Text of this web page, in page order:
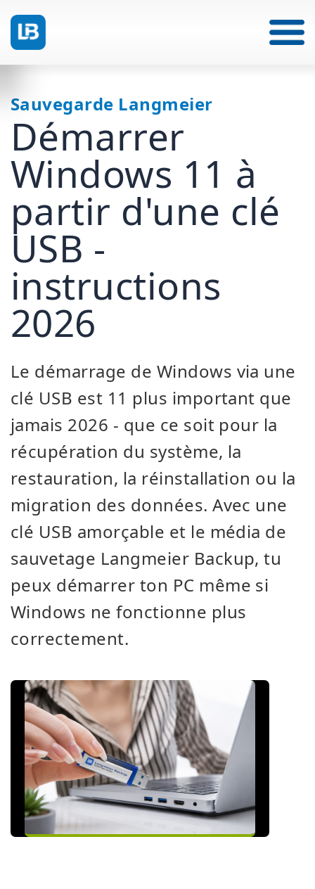
Sauvegarde Langmeier
Démarrer
Windows 11 à
partir d'une clé
USB -
instructions
2026
Le démarrage de Windows via une
clé USB est 11 plus important que
jamais 2026 - que ce soit pour la
récupération du système, la
restauration, la réinstallation ou la
migration des données. Avec une
clé USB amorçable et le média de
sauvetage Langmeier Backup, tu
peux démarrer ton PC même si
Windows ne fonctionne plus
correctement.